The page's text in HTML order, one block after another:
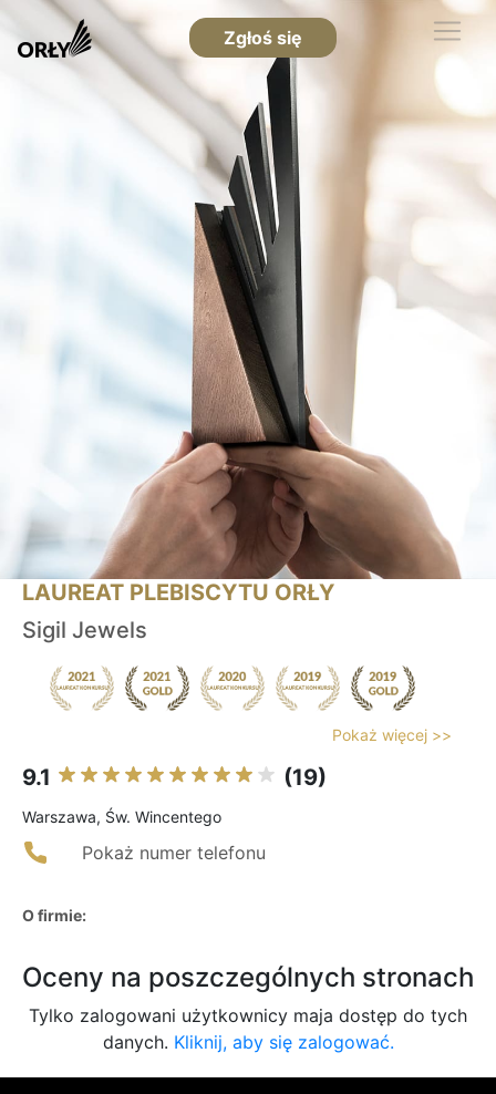
Zgłoś się
LAUREAT PLEBISCYTU ORŁY
Sigil Jewels
Pokaż więcej >>
9.1 (19)
Warszawa, Św. Wincentego
Pokaż numer telefonu
O firmie:
Oceny na poszczególnych stronach
Tylko zalogowani użytkownicy maja dostęp do tych
danych. Kliknij, aby się zalogować.